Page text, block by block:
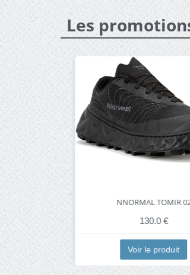
Les
NNORMAL TOMIR 02
130.0 €
Voir le produit